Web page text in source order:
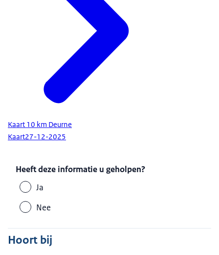
Kaart 10 km Deurne
Kaart27-12-2025
Heeft deze informatie u geholpen?
Ja
Nee
Hoort bij